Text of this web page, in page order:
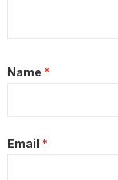
Name *
Email *